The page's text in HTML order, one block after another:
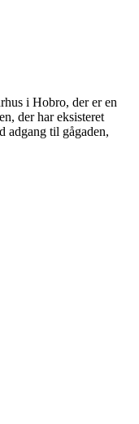
i Hobro, der er en
der har eksisteret
adgang til gågaden,